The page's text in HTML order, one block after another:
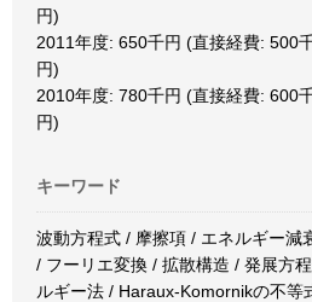
円)
2011年度: 650千円 (直接経費: 500
円)
2010年度: 780千円 (直接経費: 600
円)
キーワード
波動方程式 / 摩擦項 / エネルギー減
/ フーリエ変換 / 拡散構造 / 発展方
ルギー法 / Haraux-Komornikの不等